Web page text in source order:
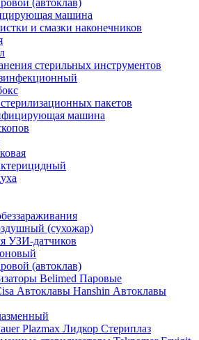
(автоклав)
машина
и смазки наконечников
стерильных инструментов
пакетов
машина
(сухожар)
УЗИ-датчиков
(автоклав)
Belimed Паровые
Автоклавы Hanshin Автоклавы
Plazmax Лидкор Стериплаз